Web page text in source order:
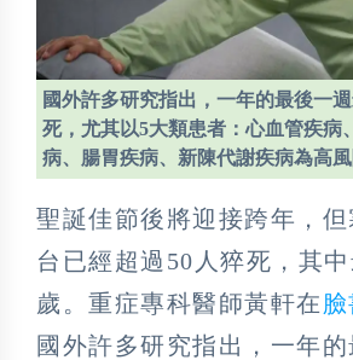
國外許多研究指出，一年的最後一
死，尤其以5大類患者：心血管疾病
病、腸胃疾病、新陳代謝疾病為高風
聖誕佳節後將迎接跨年，
台已經超過50人猝死，其
歲。重症專科醫師黃軒在
國外許多研究指出，一年